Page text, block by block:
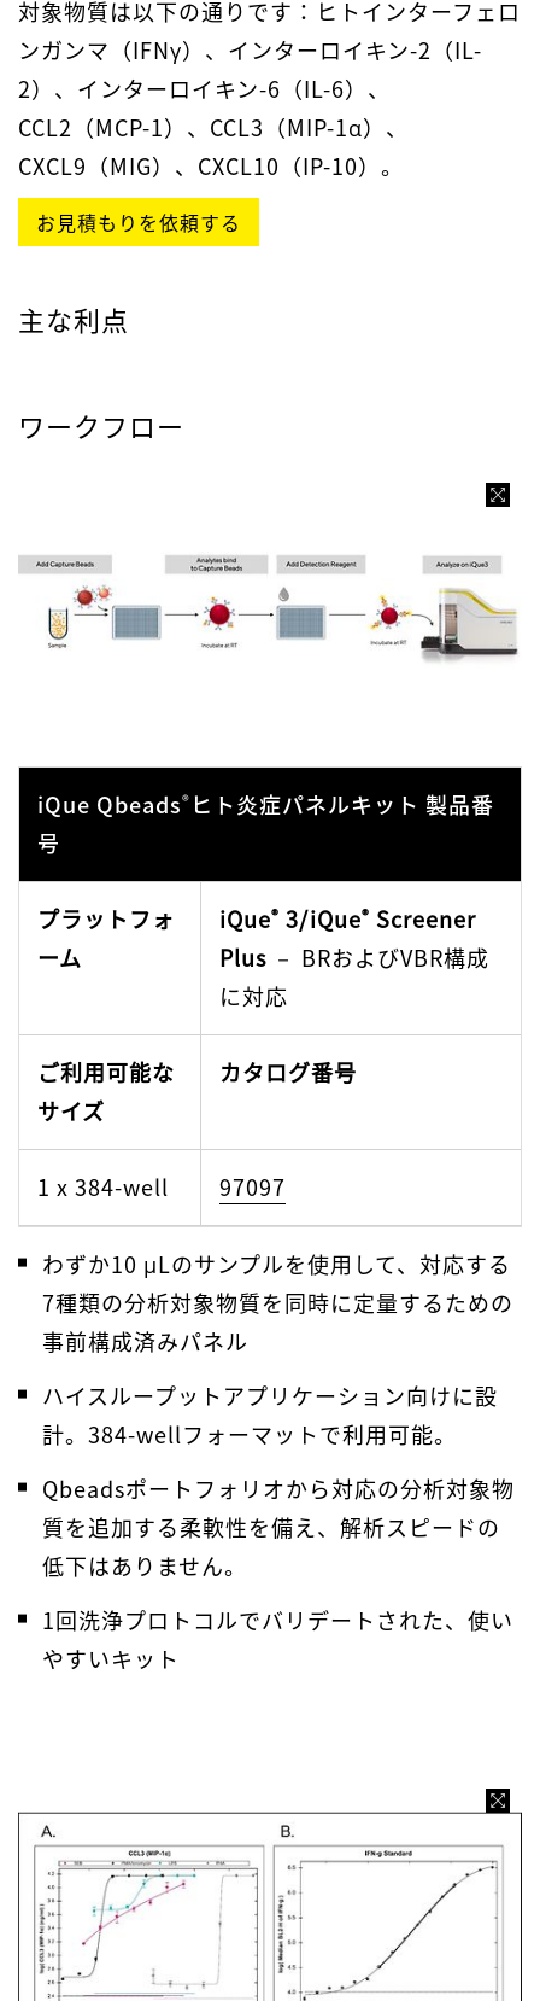
対象物質は以下の通りです：ヒトインターフェロ
ンガンマ（IFNγ）、インターロイキン-2（IL-
2）、インターロイキン-6（IL-6）、
CCL2（MCP-1）、CCL3（MIP-1α）、
CXCL9（MIG）、CXCL10（IP-10）。
お見積もりを依頼する
主な利点
ワークフロー
iQue Qbeads® ヒト炎症パネルキット 製品番
号
プラットフォ
ーム
iQue® 3/iQue® Screener
Plus － BRおよびVBR構成
に対応
ご利用可能な
サイズ
カタログ番号
1 x 384-well 97097
わずか10 μLのサンプルを使用して、対応する
7種類の分析対象物質を同時に定量するための
事前構成済みパネル
ハイスループットアプリケーション向けに設
計。 384-wellフォーマットで利用可能。
Qbeadsポートフォリオから対応の分析対象物
質を追加する柔軟性を備え、解析スピードの
低下はありません。
1回洗浄プロトコルでバリデートされた、使い
やすいキット